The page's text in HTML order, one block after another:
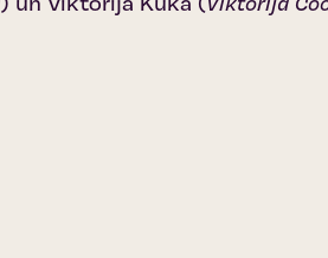
) un Viktorija Kuka (Viktorija